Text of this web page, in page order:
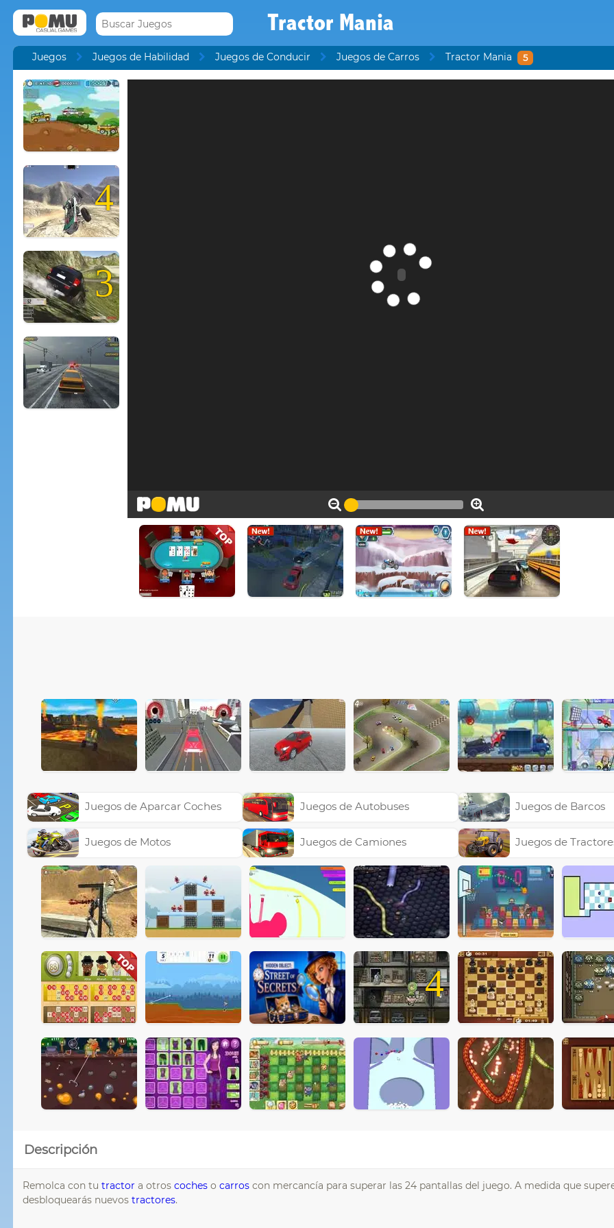
Tractor Mania
Juegos Juegos de Habilidad Juegos de Conducir Juegos de Carros Tractor Mania 5
4
3
Juegos de Aparcar Coches
Juegos de Motos
Juegos de Autobuses
Juegos de Camiones
Juegos de Barcos
Juegos de
4
Descripción
Remolca con tu tractor a otros coches o carros con mercancía para superar las 24 pantallas del juego. A medida que
desbloquearás nuevos tractores.